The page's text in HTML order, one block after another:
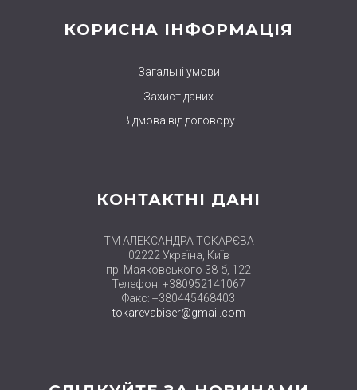
КОРИСНА ІНФОРМАЦІЯ
Загальні умови
Захист даних
Відмова від договору
КОНТАКТНІ ДАНІ
ТМ АЛЕКСАНДРА ТОКАРЄВА
02222 Україна, Київ
пр. Маяковського 38-б, 122
Телефон: +380952141067
Факс: +380445468403
tokarevabiser@gmail.com